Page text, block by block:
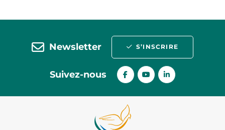
Newsletter S’INSCRIRE
Suivez-nous